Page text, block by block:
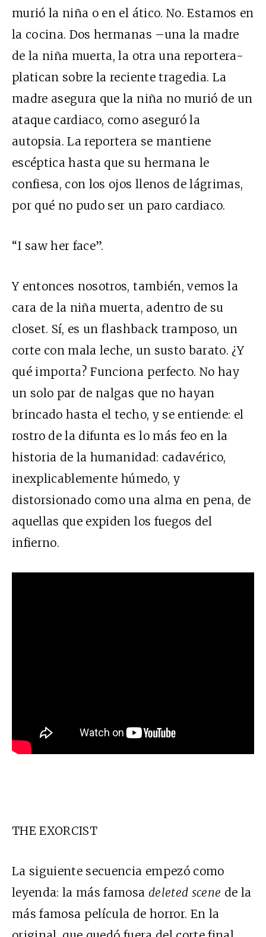
murió la niña o en el ático. No. Estamos en
la cocina. Dos hermanas –una la madre
de la niña muerta, la otra una reportera-
platican sobre la reciente tragedia. La
madre asegura que la niña no murió de un
ataque cardiaco, como aseguró la
autopsia. La reportera se mantiene
escéptica hasta que su hermana le
confiesa, con los ojos llenos de lágrimas,
por qué no pudo ser un paro cardiaco.
“I saw her face”.
Y entonces nosotros, también, vemos la
cara de la niña muerta, adentro de su
closet. Sí, es un flashback tramposo, un
corte con mala leche, un susto barato. ¿Y
qué importa? Funciona perfecto. No hay
un solo par de nalgas que no hayan
brincado hasta el techo, y se entiende: el
rostro de la difunta es lo más feo en la
historia de la humanidad: cadavérico,
inexplicablemente húmedo, y
distorsionado como una alma en pena, de
aquellas que expiden los fuegos del
infierno.
THE EXORCIST
La siguiente secuencia empezó como
leyenda: la más famosa deleted scene de la
más famosa película de horror. En la